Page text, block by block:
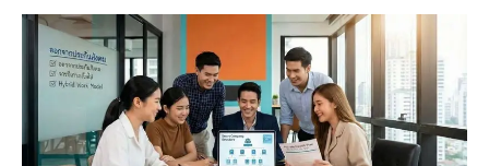
Knowledge
Insurance
VDO